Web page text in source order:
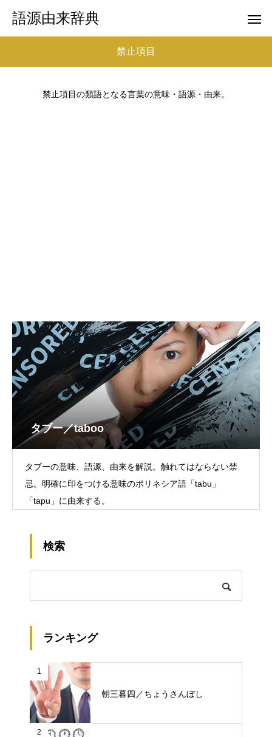
語源由来辞典
禁止項目
禁止項目の類語となる言葉の意味・語源・由来。
タブー／taboo
タブーの意味、語源、由来を解説。触れてはならない禁
忌。明確に印をつける意味のポリネシア語「tabu」
「tapu」に由来する。
検索
ランキング
1
朝三暮四／ちょうさんぼし
2